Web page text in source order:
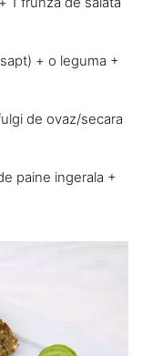
+ o leguma +
de ovaz/secara
paine ingerala +